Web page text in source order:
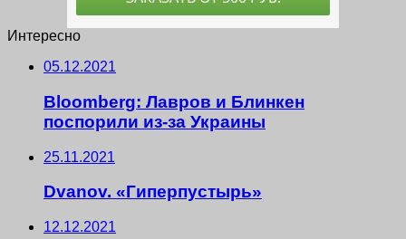
Интересно
05.12.2021
Bloomberg: Лавров и Блинкен
поспорили из-за Украины
25.11.2021
Dvanov. «Гиперпустырь»
12.12.2021